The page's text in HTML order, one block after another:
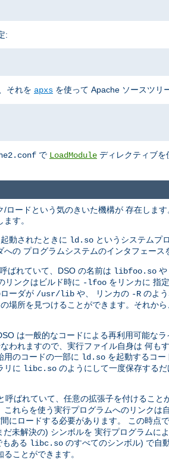
:
それを apxs を使って Apache ソースツリ
で LoadModule ディレクティブを
/ロードという気のきいた機構が 存在しま
す。
動されたときに ld.so というシステムプ
への プログラムシステムのインタフェース
ばれていて、DSO の名前は libfoo.so や
リンクはビルド時に -lfoo をリンカに 指
ーダが /usr/lib や、 リンカの -R のよ
の場所を見つけることができます。それか
は一般的なコードによる再利用可能な
われますので、実行ファイル自身は 何も
用のコードの一部に ld.so を起動するコ
リに libc.so のようにして一度保存する
呼ばれていて、任意の拡張子を付けること
れらを使う実行プログラムへのリンクは
にロードする必要があります。 この時点
未解決の) シンボルを 実行プログラムに
ある libc.so のすべてのシンボル) で自
ことができます。